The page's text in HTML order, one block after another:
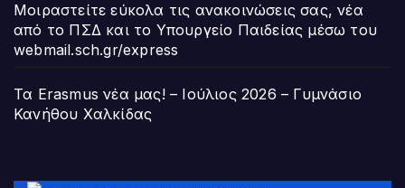
Μοιραστείτε εύκολα τις ανακοινώσεις σας, νέα
από το ΠΣΔ και το Υπουργείο Παιδείας μέσω του
webmail.sch.gr/express
Τα Erasmus νέα μας! – Ιούλιος 2026 – Γυμνάσιο
Κανήθου Χαλκίδας